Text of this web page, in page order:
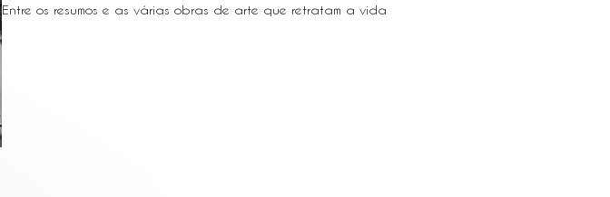
Entre os resumos e as várias obras de arte que retratam a vida
urbana é um ótimo complemento para qualquer casa.
Between the abstracts and the various works of art depicting life
in busy metropolises such as New York and São Paulo, an urban